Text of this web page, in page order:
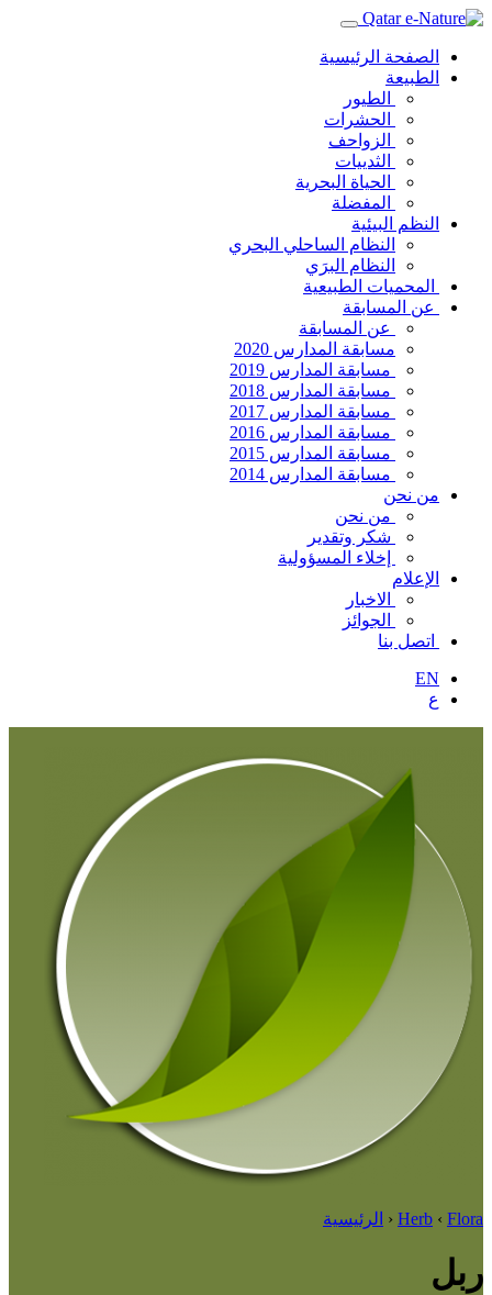
الصفحة الرئيسية
الطبيعة
الطيور
الحشرات
الزواحف
الثدييات
الحياة البحرية
المفضلة
النظم البيئية
النظام الساحلي البحري
النظام البرَي
المحميات الطبيعية
عن المسابقة
عن المسابقة
مسابقة المدارس 2020
مسابقة المدارس 2019
مسابقة المدارس 2018
مسابقة المدارس 2017
مسابقة المدارس 2016
مسابقة المدارس 2015
مسابقة المدارس 2014
من نحن
من نحن
شكر وتقدير
إخلاء المسؤولية
الإعلام
الاخبار
الجوائز
اتصل بنا
EN
ع
Herb ‹ Flora
‹ الرئيسية
ربل